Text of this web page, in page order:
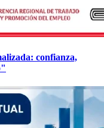
confianza,